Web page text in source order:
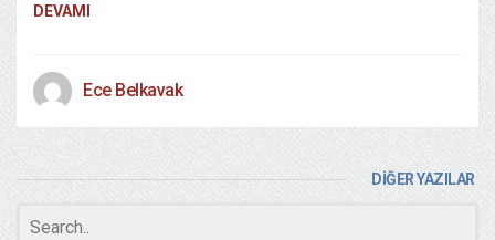
DEVAMI
Ece Belkavak
DİĞER YAZILAR